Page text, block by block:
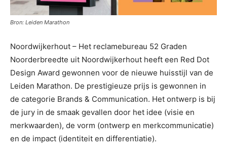
Bron: Leiden Marathon
Noordwijkerhout – Het reclamebureau 52 Graden
Noorderbreedte uit Noordwijkerhout heeft een Red Dot
Design Award gewonnen voor de nieuwe huisstijl van de
Leiden Marathon. De prestigieuze prijs is gewonnen in
de categorie Brands & Communication. Het ontwerp is bij
de jury in de smaak gevallen door het idee (visie en
merkwaarden), de vorm (ontwerp en merkcommunicatie)
en de impact (identiteit en differentiatie).